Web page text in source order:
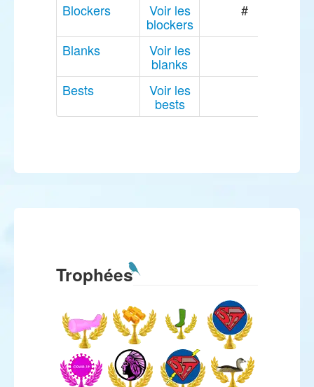
Blockers Voir les
blockers
#
Blanks Voir les
blanks
Bests
Voir les
bests
Trophées